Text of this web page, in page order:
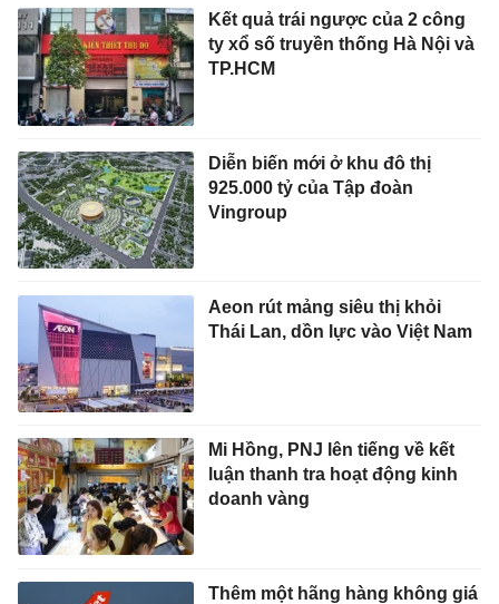
Kết quả trái ngược của 2 công
ty xổ số truyền thống Hà Nội và
TP.HCM
Diễn biến mới ở khu đô thị
925.000 tỷ của Tập đoàn
Vingroup
Aeon rút mảng siêu thị khỏi
Thái Lan, dồn lực vào Việt Nam
Mi Hồng, PNJ lên tiếng về kết
luận thanh tra hoạt động kinh
doanh vàng
Thêm một hãng hàng không giá